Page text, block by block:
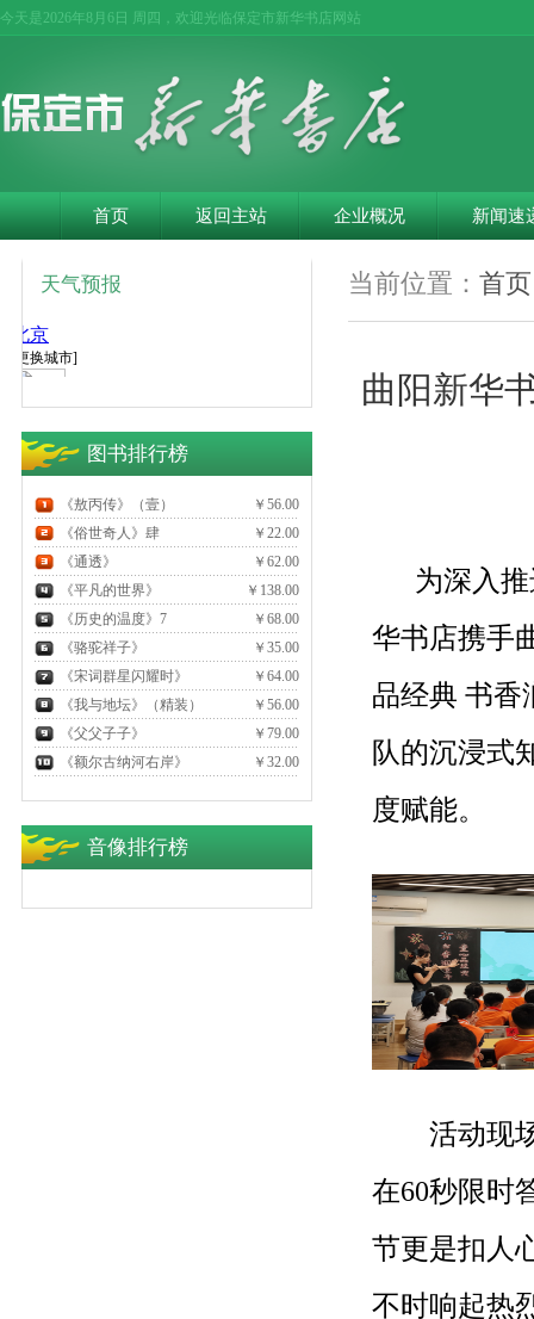
今天是 2026年8月6日 周四，欢迎光临保定市新华书店网站
首页 返回主站 企业概况 新闻速
当前位置： 首页
曲阳新华
为深入推
华书店携手
品经典 书香
队的沉浸式
度赋能。
活动现场
在60秒限时
节更是扣人
不时响起热
天气预报
图书排行榜
《敖丙传》（壹）
￥56.00
《俗世奇人》肆
￥22.00
《通透》
￥62.00
《平凡的世界》
￥138.00
《历史的温度》7
￥68.00
《骆驼祥子》
￥35.00
《宋词群星闪耀时》
￥64.00
《我与地坛》（精装）
￥56.00
《父父子子》
￥79.00
《额尔古纳河右岸》
￥32.00
音像排行榜